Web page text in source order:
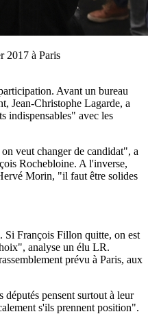
2017 à Paris
Avant un bureau
Jean-Christophe Lagarde, a
indispensables" avec les
veut changer de candidat", a
Rochebloine. A l'inverse,
Morin, "il faut être solides
Si François Fillon quitte, on est
analyse un élu LR.
prévu à Paris, aux
députés pensent surtout à leur
s'ils prennent position".